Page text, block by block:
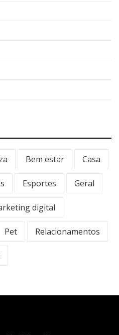
Bem estar Casa
Esportes Geral
digital
Pet Relacionamentos